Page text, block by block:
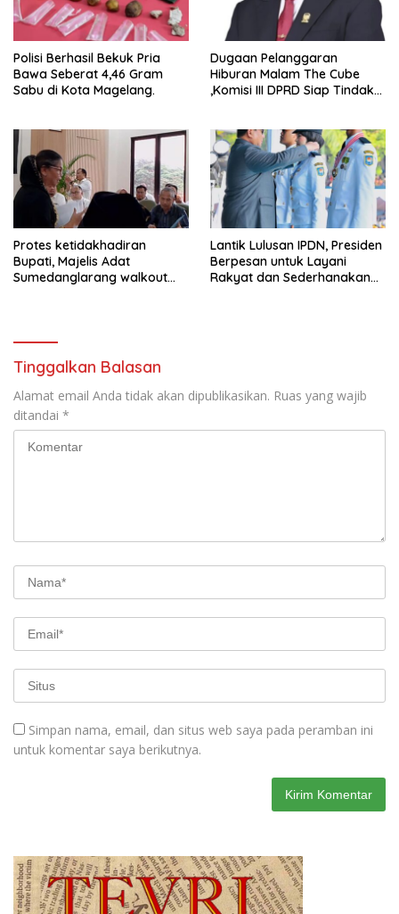
Polisi Berhasil Bekuk Pria
Bawa Seberat 4,46 Gram
Sabu di Kota Magelang.
Dugaan Pelanggaran
Hiburan Malam The Cube
,Komisi III DPRD Siap Tindak
Protes ketidakhadiran
Bupati, Majelis Adat
Sumedanglarang walkout
Lantik Lulusan IPDN, Presiden
Berpesan untuk Layani
Rakyat dan Sederhanakan
Tinggalkan Balasan
Alamat email Anda tidak akan dipublikasikan. Ruas yang wajib
ditandai *
Simpan nama, email, dan situs web saya pada peramban ini
untuk komentar saya berikutnya.